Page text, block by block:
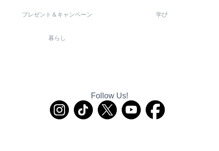
プレゼント＆キャンペーン 学び
暮らし
Follow Us!